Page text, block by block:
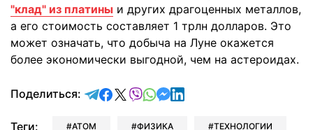
"клад" из платины и других драгоценных металлов,
а его стоимость составляет 1 трлн долларов. Это
может означать, что добыча на Луне окажется
более экономически выгодной, чем на астероидах.
Поделиться: отправить в Telegram
поделиться в Facebook
поделиться в X
отправить в Viber
отправить в Whatsapp
отправить в Messenger
отправить в LinkedIn
Теги: АТОМ ФИЗИКА ТЕХНОЛОГИИ